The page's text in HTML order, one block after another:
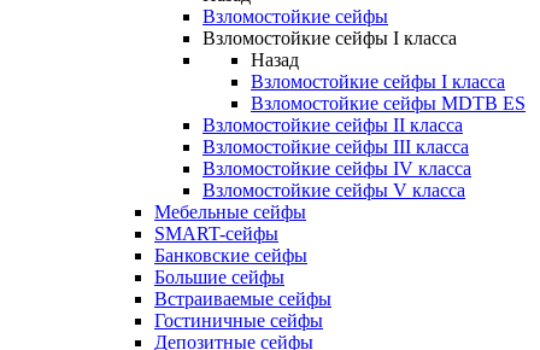
Взломостойкие сейфы
Взломостойкие сейфы I класса
Назад
Взломостойкие сейфы I класса
Взломостойкие сейфы MDTB ES
Взломостойкие сейфы II класса
Взломостойкие сейфы III класса
Взломостойкие сейфы IV класса
Взломостойкие сейфы V класса
Мебельные сейфы
SMART-сейфы
Банковские сейфы
Большие сейфы
Встраиваемые сейфы
Гостиничные сейфы
Депозитные сейфы